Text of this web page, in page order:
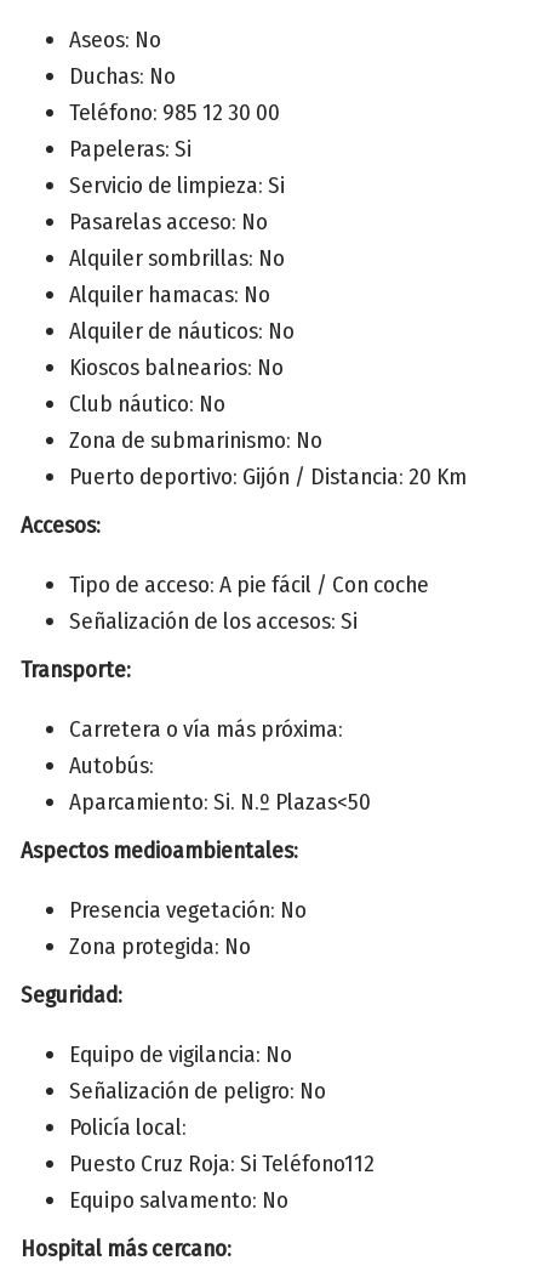
Aseos: No
Duchas: No
Teléfono: 985 12 30 00
Papeleras: Si
Servicio de limpieza: Si
Pasarelas acceso: No
Alquiler sombrillas: No
Alquiler hamacas: No
Alquiler de náuticos: No
Kioscos balnearios: No
Club náutico: No
Zona de submarinismo: No
Puerto deportivo: Gijón / Distancia: 20 Km
Accesos:
Tipo de acceso: A pie fácil / Con coche
Señalización de los accesos: Si
Transporte:
Carretera o vía más próxima:
Autobús:
Aparcamiento: Si. N.º Plazas<50
Aspectos medioambientales:
Presencia vegetación: No
Zona protegida: No
Seguridad:
Equipo de vigilancia: No
Señalización de peligro: No
Policía local:
Puesto Cruz Roja: Si Teléfono112
Equipo salvamento: No
Hospital más cercano: